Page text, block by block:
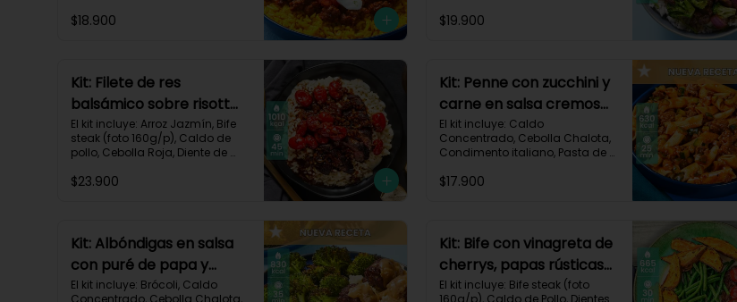
Res Molida (150g/p), Sour
730 kcal | Carbohidratos 82g |
Grasas 32g | Proteínas 28g
$18.900
Receta Impresa.
$19.900
Kit: Filete de res
balsámico sobre risotto
parmesano-11
El kit incluye: Arroz Jazmín, Bife
steak (foto 160g/p), Caldo de
pollo, Cebolla Roja, Diente de
Cream, Tomate Tipo Cherry,
$23.900
Kit: Penne con zucchini y
carne en salsa cremosa
italiana-146
El kit incluye: Caldo
Concentrado, Cebolla Chalota,
Condimento italiano, Pasta de
Crema, Res Molida, Zucchini
Grasas 15g | Proteínas 35g
$17.900
Kit: Albóndigas en salsa
con puré de papa y
brócoli asado-137
El kit incluye: Brócoli, Caldo
Concentrado, Cebolla Chalota,
Kit: Bife con vinagreta de
cherrys, papas rústicas
y habichuelas-61
El kit incluye: Bife steak (foto
160g/p), Caldo de Pollo, Dientes